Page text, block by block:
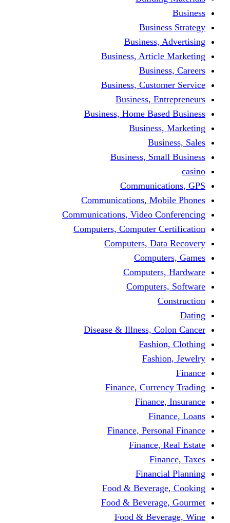
Business,
Business,
Business,
Business,
Business, Home
Business,
Communications,
Communications, Video
Computers, Computer
Computers,
Disease & Illness,
Finance,
Finance,
Finance,
Food &
Food &
Food &